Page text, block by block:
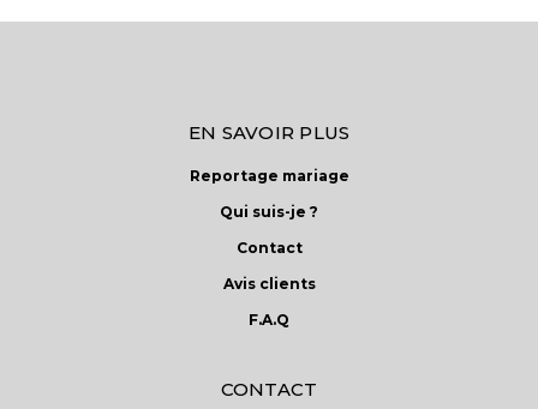
EN SAVOIR PLUS
Reportage mariage
Qui suis-je ?
Contact
Avis clients
F.A.Q
CONTACT